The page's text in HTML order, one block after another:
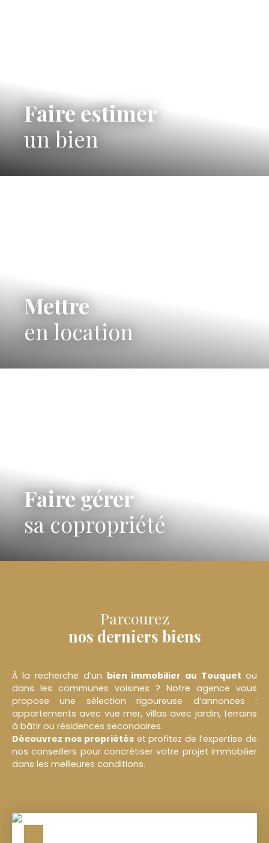
Faire estimer
un bien
Mettre
en location
Faire gérer
sa copropriété
Parcourez
nos derniers biens
À la recherche d’un bien immobilier au Touquet ou
dans les communes voisines ? Notre agence vous
propose une sélection rigoureuse d’annonces :
appartements avec vue mer, villas avec jardin, terrains
à bâtir ou résidences secondaires.
Découvrez nos propriétéset profitez de l’expertise de
nos conseillers pour concrétiser votre projet immobilier
dans les meilleures conditions.